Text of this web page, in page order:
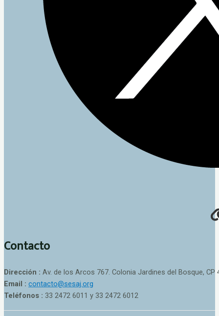
Contacto
Dirección : Av. de los Arcos 767. Colonia Jardines del Bosque, CP
Email : contacto@sesaj.org
Teléfonos : 33 2472 6011 y 33 2472 6012